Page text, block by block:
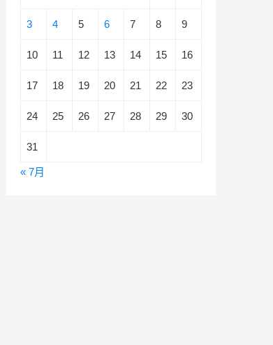
3 4 5 6 7 8 9
10 11 12 13 14 15 16
17 18 19 20 21 22 23
24 25 26 27 28 29 30
31
« 7月